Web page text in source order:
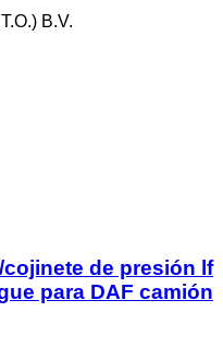
B.V.
de presión lf
para DAF camión